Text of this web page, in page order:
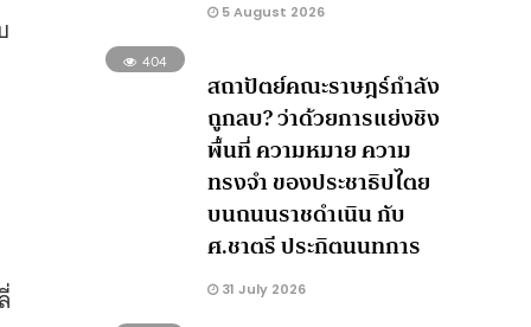
5 August 2026
404
สถาปัตย์คณะราษฎร์กำลัง
ถูกลบ? ว่าด้วยการแย่งชิง
พื้นที่ ความหมาย ความ
ทรงจำ ของประชาธิปไตย
บนถนนราชดำเนิน กับ
ศ.ชาตรี ประกิตนนทการ
31 July 2026